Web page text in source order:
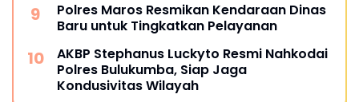
Polres Maros Resmikan Kendaraan Dinas
Baru untuk Tingkatkan Pelayanan
AKBP Stephanus Luckyto Resmi Nahkodai
Polres Bulukumba, Siap Jaga
Kondusivitas Wilayah